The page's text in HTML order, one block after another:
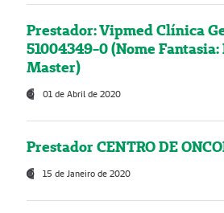
Prestador: Vipmed Clínica
51004349-0 (Nome
Master)
01 de Abril de 2020
Prestador CENTRO DE
15 de Janeiro de 2020